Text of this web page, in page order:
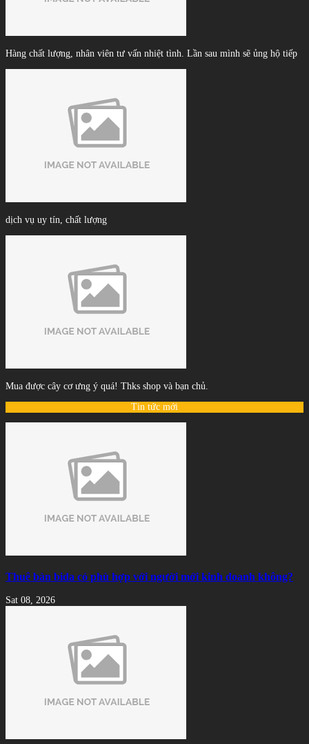
Hàng chất lượng, nhân viên tư vấn nhiệt tình. Lần sau mình sẽ ủng hộ tiếp
dịch vụ uy tín, chất lượng
Mua được cây cơ ưng ý quá! Thks shop và bạn chủ.
Tin tức mới
Thuê bàn bida có phù hợp với người mới kinh doanh không?
Sat 08, 2026